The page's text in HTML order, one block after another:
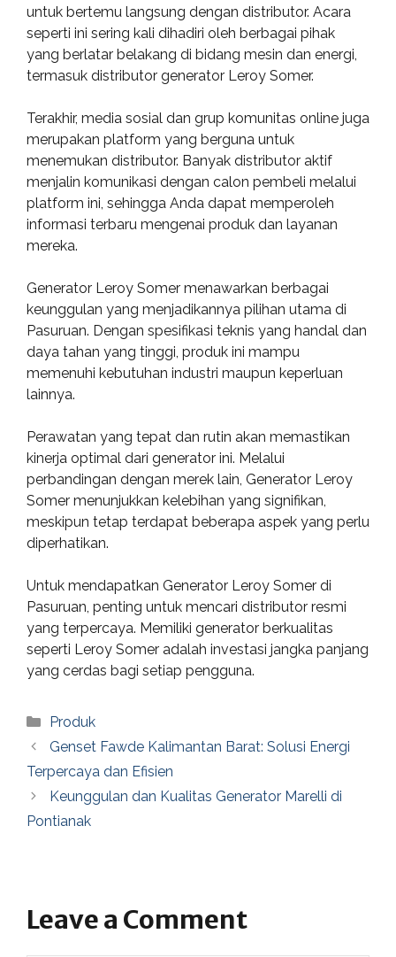
untuk bertemu langsung dengan distributor. Acara
seperti ini sering kali dihadiri oleh berbagai pihak
yang berlatar belakang di bidang mesin dan energi,
termasuk distributor generator Leroy Somer.
Terakhir, media sosial dan grup komunitas online juga
merupakan platform yang berguna untuk
menemukan distributor. Banyak distributor aktif
menjalin komunikasi dengan calon pembeli melalui
platform ini, sehingga Anda dapat memperoleh
informasi terbaru mengenai produk dan layanan
mereka.
Generator Leroy Somer menawarkan berbagai
keunggulan yang menjadikannya pilihan utama di
Pasuruan. Dengan spesifikasi teknis yang handal dan
daya tahan yang tinggi, produk ini mampu
memenuhi kebutuhan industri maupun keperluan
lainnya.
Perawatan yang tepat dan rutin akan memastikan
kinerja optimal dari generator ini. Melalui
perbandingan dengan merek lain, Generator Leroy
Somer menunjukkan kelebihan yang signifikan,
meskipun tetap terdapat beberapa aspek yang perlu
diperhatikan.
Untuk mendapatkan Generator Leroy Somer di
Pasuruan, penting untuk mencari distributor resmi
yang terpercaya. Memiliki generator berkualitas
seperti Leroy Somer adalah investasi jangka panjang
yang cerdas bagi setiap pengguna.
Categories
Produk
Genset Fawde Kalimantan Barat: Solusi Energi
Terpercaya dan Efisien
Keunggulan dan Kualitas Generator Marelli di
Pontianak
Leave a Comment